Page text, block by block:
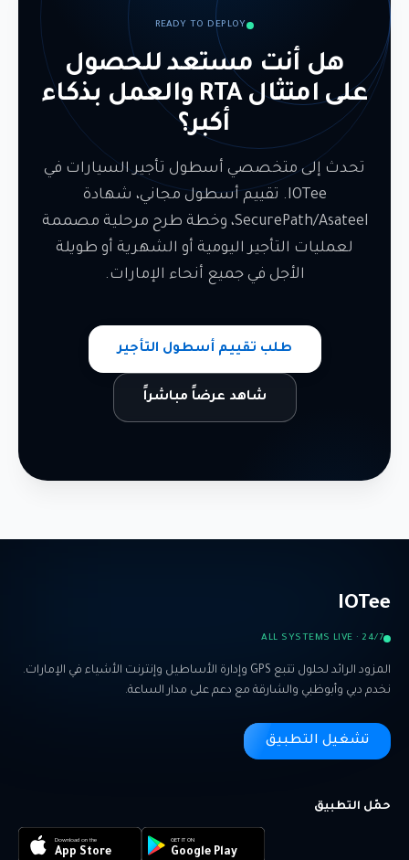
READY TO DEPLOY
هل أنت مستعد للحصول
على امتثال RTA والعمل بذكاء
أكبر؟
تحدث إلى متخصصي أسطول تأجير السيارات في
IOTee. تقييم أسطول مجاني، شهادة
SecurePath/Asateel، وخطة طرح مرحلية مصممة
لعمليات التأجير اليومية أو الشهرية أو طويلة
الأجل في جميع أنحاء الإمارات.
طلب تقييم أسطول التأجير
شاهد عرضاً مباشراً
IOTee
ALL SYSTEMS LIVE · 24/7
المزود الرائد لحلول تتبع GPS وإدارة الأساطيل وإنترنت الأشياء في الإمارات.
نخدم دبي وأبوظبي والشارقة مع دعم على مدار الساعة.
تشغيل التطبيق
حمّل التطبيق
Download on the
App Store
GET IT ON
Google Play